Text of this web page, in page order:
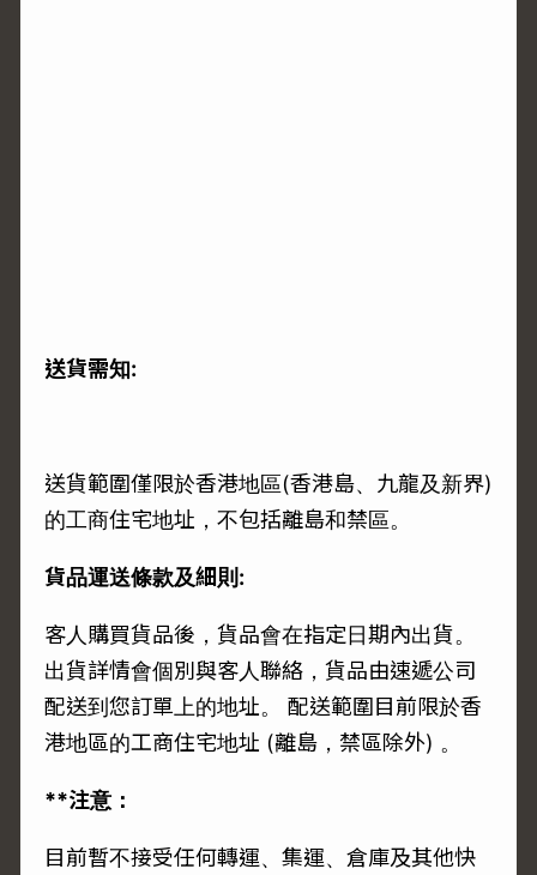
送貨需知:
送貨範圍僅限於香港地區(香港島、九龍及新界)
的工商住宅地址，不包括離島和禁區。
貨品運送條款及細則:
客人購買貨品後，貨品會在指定日期內出貨。
出貨詳情會個別與客人聯絡，貨品由速遞公司
配送到您訂單上的地址。 配送範圍目前限於香
港地區的工商住宅地址 (離島，禁區除外) 。
**注意：
目前暫不接受任何轉運、集運、倉庫及其他快